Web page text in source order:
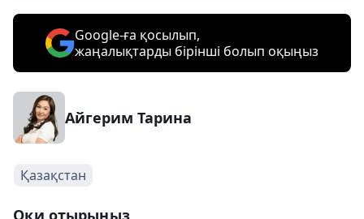
Google-ға қосылып,
жаңалықтарды бірінші болып оқыңыз
Айгерим Тарина
Қазақстан
Оқи отырыңыз